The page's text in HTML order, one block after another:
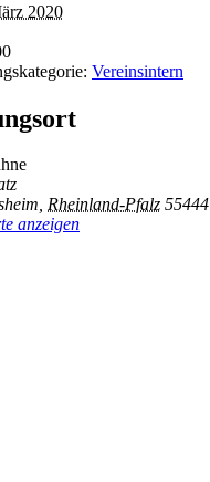
2020
Vereinsintern
, Rheinland-Pfalz 55444
anzeigen